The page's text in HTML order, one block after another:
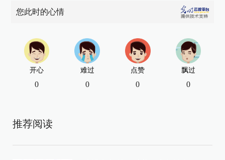
您此时的心情
开心
0
难过
0
点赞
0
飘过
0
推荐阅读